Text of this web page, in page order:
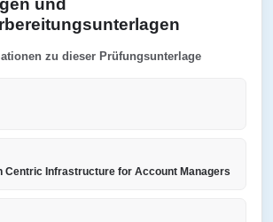
und
zu dieser Prüfungsunterlage
Centric Infrastructure for Account Managers